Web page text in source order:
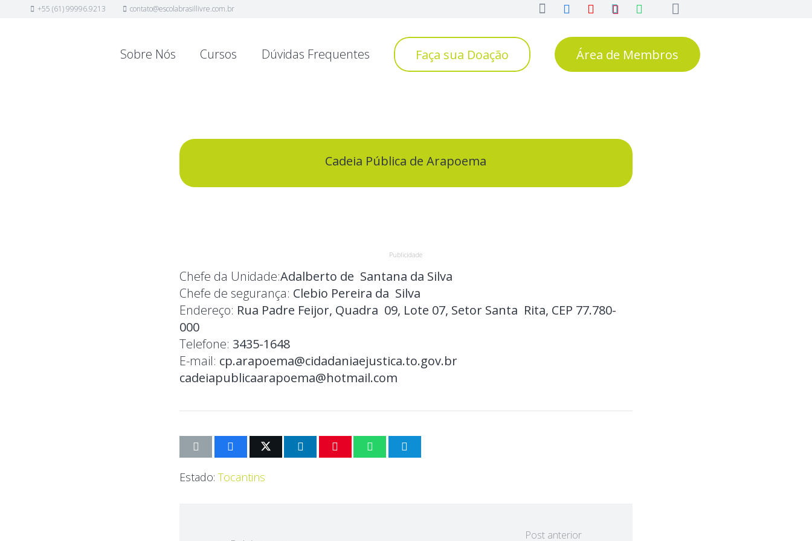
+55 (61) 99996.9213 contato@escolabrasillivre.com.br
Sobre Nós Cursos Dúvidas Frequentes Faça sua Doação Área de Membros
Cadeia Pública de Arapoema
Publicidade
Chefe da Unidade:Adalberto de Santana da Silva
Chefe de segurança: Clebio Pereira da Silva
Endereço: Rua Padre Feijor, Quadra 09, Lote 07, Setor Santa Rita, CEP 77.780-
000
Telefone: 3435-1648
E-mail: cp.arapoema@cidadaniaejustica.to.gov.br
cadeiapublicaarapoema@hotmail.com
Estado:Tocantins
Post anterior